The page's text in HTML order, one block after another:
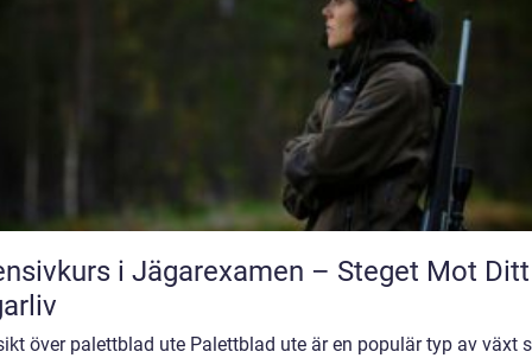
i Jägarexamen – Steget Mot Ditt
över palettblad ute Palettblad ute är en populär typ av växt